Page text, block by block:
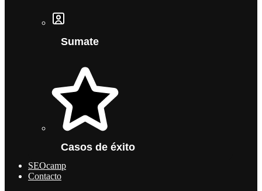
Sumate
Casos de éxito
SEOcamp
Contacto